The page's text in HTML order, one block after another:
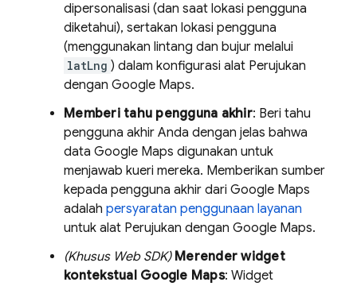
dipersonalisasi (dan saat lokasi pengguna
diketahui), sertakan lokasi pengguna
(menggunakan lintang dan bujur melalui
latLng ) dalam konfigurasi alat Perujukan
dengan Google Maps.
Memberi tahu pengguna akhir: Beri tahu
pengguna akhir Anda dengan jelas bahwa
data Google Maps digunakan untuk
menjawab kueri mereka. Memberikan sumber
kepada pengguna akhir dari Google Maps
adalah persyaratan penggunaan layanan
untuk alat Perujukan dengan Google Maps.
(Khusus Web SDK) Merender widget
kontekstual Google Maps: Widget